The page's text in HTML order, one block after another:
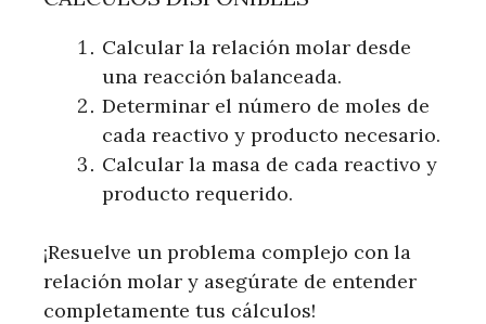
Calcular la relación molar desde
una reacción balanceada.
Determinar el número de moles de
cada reactivo y producto necesario.
Calcular la masa de cada reactivo y
producto requerido.
¡Resuelve un problema complejo con la
relación molar y asegúrate de entender
completamente tus cálculos!